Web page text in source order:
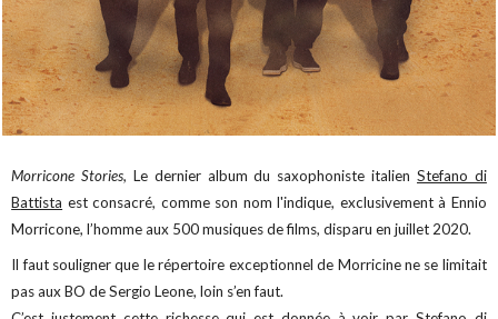
Morricone Stories, Le dernier album du saxophoniste italienStefano di
Battista est consacré, comme son nom l'indique, exclusivement à Ennio
Morricone, l’homme aux 500 musiques de films, disparu en juillet 2020.
Il faut souligner que le répertoire exceptionnel de Morricine ne se limitait
pas aux BO de Sergio Leone, loin s’en faut.